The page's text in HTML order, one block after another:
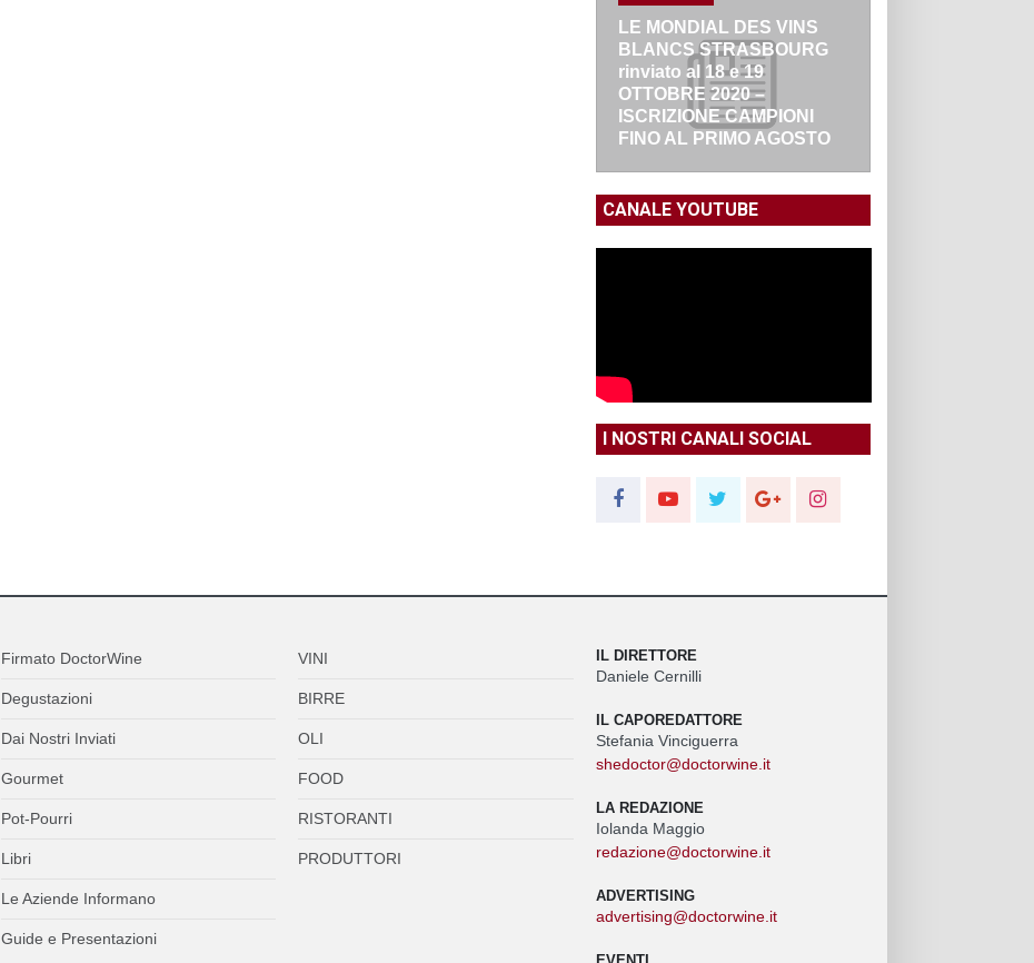
LE MONDIAL DES VINS
BLANCS STRASBOURG
rinviato al 18 e 19
OTTOBRE 2020 –
ISCRIZIONE CAMPIONI
FINO AL PRIMO AGOSTO
CANALE YOUTUBE
I NOSTRI CANALI SOCIAL
Firmato DoctorWine
Degustazioni
Dai Nostri Inviati
Gourmet
Pot-Pourri
Libri
Le Aziende Informano
Guide e Presentazioni
VINI
BIRRE
OLI
FOOD
RISTORANTI
PRODUTTORI
IL DIRETTORE
Daniele Cernilli
IL CAPOREDATTORE
Stefania Vinciguerra
shedoctor@doctorwine.it
LA REDAZIONE
Iolanda Maggio
redazione@doctorwine.it
ADVERTISING
advertising@doctorwine.it